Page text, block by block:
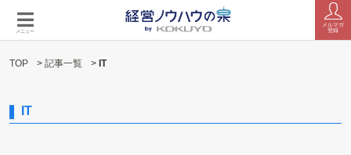
メニュー
メルマガ
登録
TOP > 記事一覧 > IT
IT